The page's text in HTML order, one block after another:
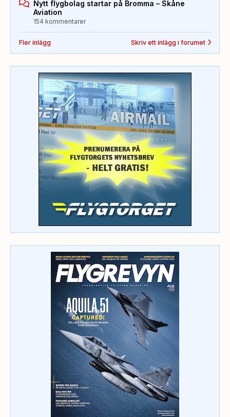
Nytt flygbolag startar på Bromma – Skåne
Aviation
154 kommentarer
Fler inlägg Skriv ett inlägg i forumet